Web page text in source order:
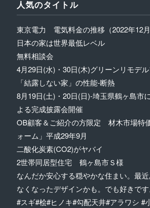
人気のタイトル
東京電力 電気料金の推移（2022年12月
日本の家は世界最低レベル
無料相談会
4月29日(水)・30日(木)グリーンリモデ
「結露しない家」の性能-断熱
8月19日(土)・20日(日)-埼玉県鶴ヶ島市
よる完成披露会開催
OB顧客＆ご紹介の方限定 材木市場特
ォーム」平成29年9月
二酸化炭素(CO2)がヤバイ
2世帯同居型住宅 鶴ヶ島市Ｓ様
なんだか安心する穏やかな住まい。最
なくなったデザインかも。でも好きで
#スギ#桧#ヒノキ#勾配天井#アラワシ #